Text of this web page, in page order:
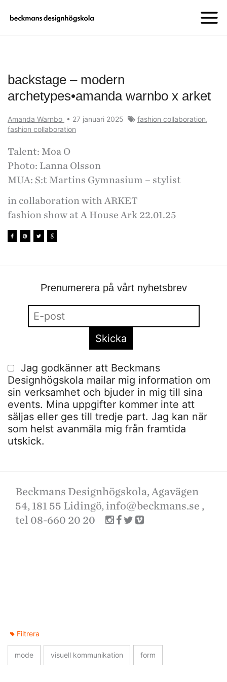
backstage – modern
archetypes•amanda warnbo x arket
Amanda Warnbo • 27 januari 2025 fashion collaboration,
fashion collaboration
Talent: Moa O
Photo: Lanna Olsson
MUA: S:t Martins Gymnasium – stylist
in collaboration with ARKET
fashion show at A House Ark 22.01.25
Prenumerera på vårt nyhetsbrev
Jag godkänner att Beckmans
Designhögskola mailar mig information om
sin verksamhet och bjuder in mig till sina
events. Mina uppgifter kommer inte att
säljas eller ges till tredje part. Jag kan när
som helst avanmäla mig från framtida
utskick.
Beckmans Designhögskola, Agavägen
54, 181 55 Lidingö, info@beckmans.se ,
tel 08-660 20 20
Filtrera
mode visuell kommunikation form